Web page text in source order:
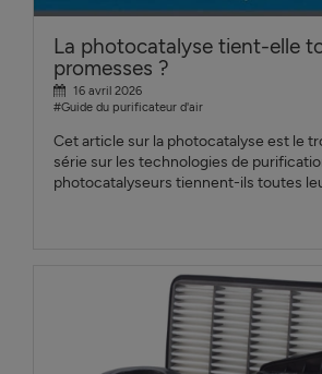
La photocatalyse tient-elle
promesses ?
16 avril 2026
#Guide du purificateur d'air
Cet article sur la photocatalyse est le
série sur les technologies de
photocatalyseurs tiennent-ils toutes